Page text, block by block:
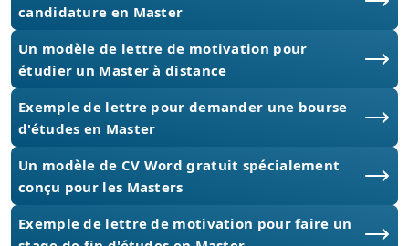
candidature en Master
Un modèle de lettre de motivation pour
étudier un Master à distance
Exemple de lettre pour demander une bourse
d'études en Master
Un modèle de CV Word gratuit spécialement
conçu pour les Masters
Exemple de lettre de motivation pour faire un